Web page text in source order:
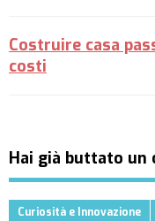
Costruire casa
costi
Hai già buttato un
Curiosità e Innovazione